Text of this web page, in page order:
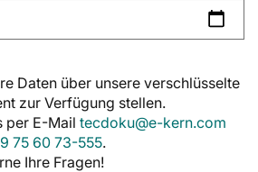
Daten über unsere verschlüsselte
zur Verfügung stellen.
per E-Mail tecdoku@e-kern.com
75 60 73-555.
Ihre Fragen!